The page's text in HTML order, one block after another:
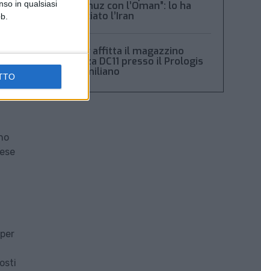
in qualsiasidi Hormuz con l’Oman”: lo ha
annunciato l’Iran
Condor affitta il magazzino
Piacenza DC11 presso il Prologis
Park emiliano